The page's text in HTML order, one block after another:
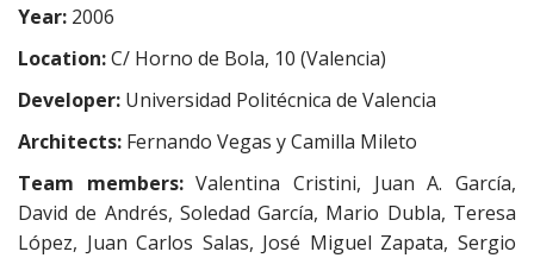
u
n
e
n
Year: 2006
Location:C/ Horno de Bola, 10 (Valencia)
Developer: Universidad Politécnica de Valencia
Architects: Fernando Vegas y Camilla Mileto
Team members:Valentina Cristini, Juan A. García,
David de Andrés, Soledad García, Mario Dubla, Teresa
López, Juan Carlos Salas, José Miguel Zapata, Sergio